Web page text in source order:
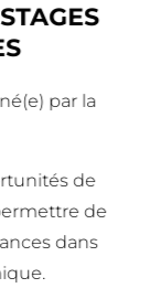
par la
de
de
dans